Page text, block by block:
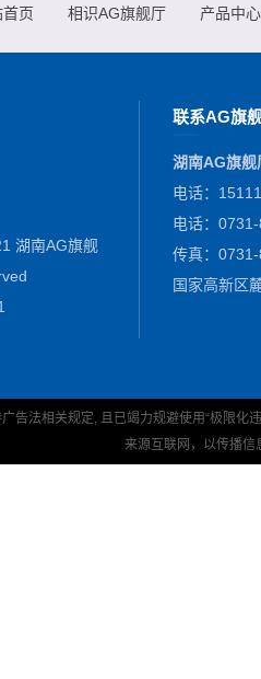
首页 相识AG旗舰厅 产品中心
湖南AG旗舰
联系AG旗
湖南AG旗舰
电话：
电话：
传真：
国家高新区
告法相关规定, 且已竭力规避使用“极限
来源互联网，以传播信